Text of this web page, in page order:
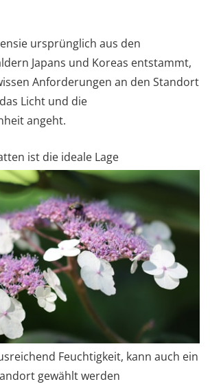
ursprünglich aus den
Japans und Koreas entstammt,
Anforderungen an den Standort
Licht und die
angeht.
ist die ideale Lage
Feuchtigkeit, kann auch ein
gewählt werden